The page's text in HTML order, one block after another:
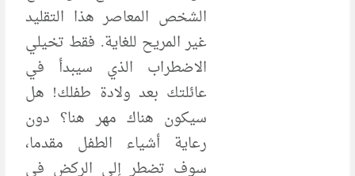
الشخص المعاصر هذا التقليد
غير المريح للغاية. فقط تخيلي
الاضطراب الذي سيبدأ في
عائلتك بعد ولادة طفلك! هل
سيكون هناك مهر هنا؟ دون
رعاية أشياء الطفل مقدما،
سوف تضطر إلى الركض في